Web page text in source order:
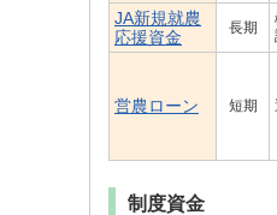
JA新規就農
応援資金
長期
営農ローン 短期
制度資金